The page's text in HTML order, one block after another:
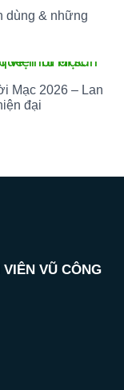
dùng & những
Mạc 2026 – Lan
đại
VŨ CÔNG